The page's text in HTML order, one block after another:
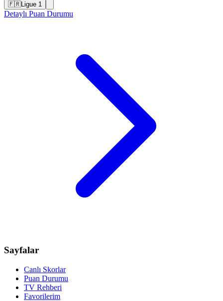
🇫🇷Ligue 1
Detaylı Puan Durumu
Sayfalar
Canlı Skorlar
Puan Durumu
TV Rehberi
Favorilerim